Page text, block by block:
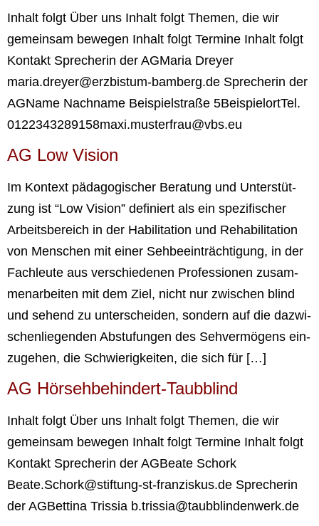
Inhalt folgt Über uns Inhalt folgt The­men, die wir
gemein­sam bewe­gen Inhalt folgt Ter­mi­ne Inhalt folgt
Kon­takt Spre­che­rin der AGMa­ria Drey­er
maria.dreyer@erzbistum-bamberg.de Spre­che­rin der
AGNa­me Nach­na­me Bei­spiel­stra­ße 5Bei­spiel­ortTel.
0122343289158maxi.musterfrau@vbs.eu
AG Low Visi­on
Im Kon­text päd­ago­gi­scher Bera­tung und Unter­stüt­
zung ist “Low Visi­on” defi­niert als ein spe­zi­fi­scher
Arbeits­be­reich in der Habi­li­ta­ti­on und Reha­bi­li­ta­ti­on
von Men­schen mit einer Seh­be­ein­träch­ti­gung, in der
Fach­leu­te aus ver­schie­de­nen Pro­fes­sio­nen zusam­
men­ar­bei­ten mit dem Ziel, nicht nur zwi­schen blind
und sehend zu unter­schei­den, son­dern auf die dazwi­
schen­lie­gen­den Abstu­fun­gen des Seh­ver­mö­gens ein­
zu­ge­hen, die Schwie­rig­kei­ten, die sich für […]
AG Hör­seh­be­hin­dert-Taub­blind
Inhalt folgt Über uns Inhalt folgt The­men, die wir
gemein­sam bewe­gen Inhalt folgt Ter­mi­ne Inhalt folgt
Kon­takt Spre­che­rin der AGBea­te Schork
Beate.Schork@stiftung-st-franziskus.de Spre­che­rin
der AGBet­ti­na Tris­sia b.trissia@taubblindenwerk.de